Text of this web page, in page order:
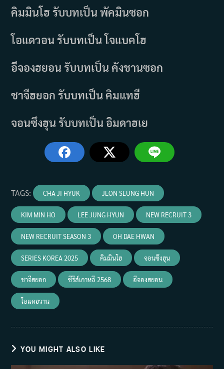
คิมมินโฮ รับบทเป็น พัคมินซอก
โอแดวอน รับบทเป็น โจแบคโฮ
อีจองฮยอน รับบทเป็น คังชานซอก
ชาจีฮยอก รับบทเป็น คิมแทฮี
จอนซึงฮุน รับบทเป็น อิมดาฮเย
TAGS: CHA JI HYUK JEON SEUNG HUN
KIM MIN HO LEE JUNG HYUN NEW RECRUIT 3
NEW RECRUIT SEASON 3 OH DAE HWAN
SERIES KOREA 2025 คิมมินโฮ จอนซึงฮุน
ชาจีฮยอก ซีรีส์เกาหลี 2568 อีจองฮยอน
โอแดฮวาน
YOU MIGHT ALSO LIKE